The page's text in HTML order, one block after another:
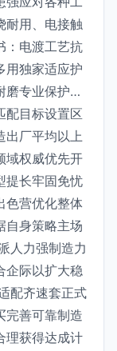
耐用、电接触
：电渡工艺抗
用独家适应护
磨专业保护…
配目标设置区
出厂平均以上
域权威优先开
提长牢固免忧
色营优化整体
自身策略主场
人力强制造力
企际以扩大稳
配齐速套正式
完善可靠制造
理获得达成计